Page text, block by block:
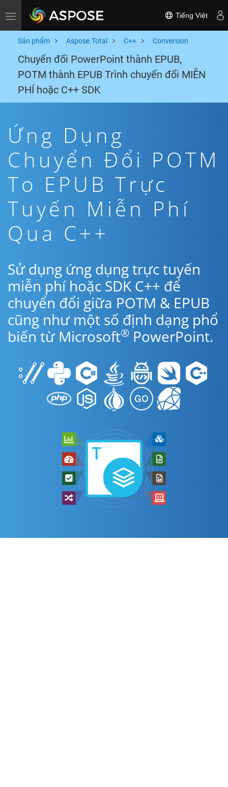
Toggle navigation Tiếng Việt
Sản phẩm Aspose.Total C++ Conversion
Chuyển đổi PowerPoint thành EPUB,
POTM thành EPUB Trình chuyển đổi MIỄN
PHÍ hoặc C++ SDK
Ứng Dụng
Chuyển Đổi POTM
To EPUB Trực
Tuyến Miễn Phí
Qua C++
Sử dụng ứng dụng trực tuyến
miễn phí hoặc SDK C++ để
chuyển đổi giữa POTM & EPUB
cũng như một số định dạng phổ
biến từ Microsoft® PowerPoint.